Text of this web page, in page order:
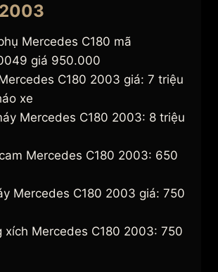
Mercedes C180 mã
giá 950.000
C180 2003 giá: 7 triệu
xe
Mercedes C180 2003: 8 triệu
Mercedes C180 2003: 650
Mercedes C180 2003 giá: 750
xích Mercedes C180 2003: 750